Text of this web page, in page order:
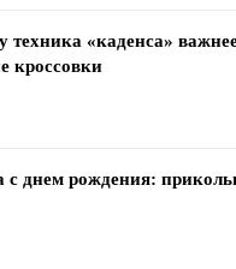
техника «каденса»
кроссовки
с днем ​​рождения: